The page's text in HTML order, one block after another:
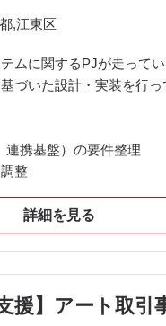
,江東区
ムに関するPJが走ってい
づいた設計・実装を行っ
連携基盤）の要件整理
整
詳細を見る
援】アート取